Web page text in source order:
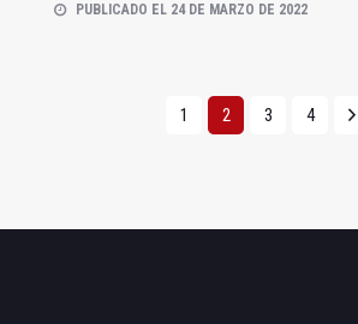
PUBLICADO EL 24 DE MARZO DE 2022
1 2 3 4